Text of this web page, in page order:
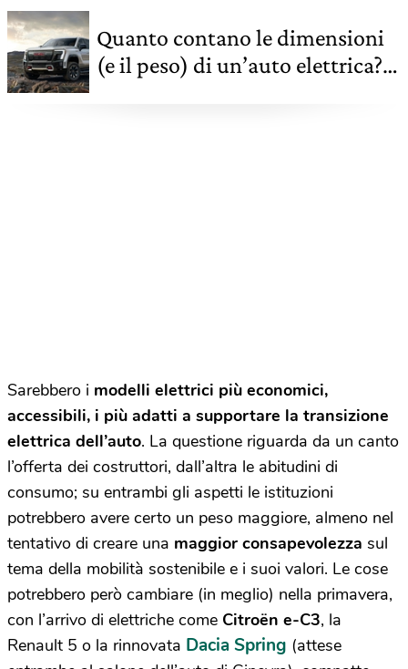
Quanto contano le dimensioni
(e il peso) di un’auto elettrica?
Sarebbero i modelli elettrici più economici,
accessibili, i più adatti a supportare la transizione
elettrica dell’auto. La questione riguarda da un canto
l’offerta dei costruttori, dall’altra le abitudini di
consumo; su entrambi gli aspetti le istituzioni
potrebbero avere certo un peso maggiore, almeno nel
tentativo di creare una maggior consapevolezza sul
tema della mobilità sostenibile e i suoi valori. Le cose
potrebbero però cambiare (in meglio) nella primavera,
con l’arrivo di elettriche come Citroën e-C3, la
Renault 5 o la rinnovata Dacia Spring (attese